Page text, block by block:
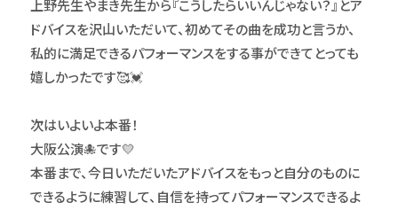
上野先生やまき先生から『こうしたらいいんじゃない？』とア
ドバイスを沢山いただいて、初めてその曲を成功と言うか、
私的に満足できるパフォーマンスをする事ができてとっても
嬉しかったです🥰💓
次はいよいよ本番！
大阪公演🐙です💛
本番まで、今日いただいたアドバイスをもっと自分のものに
できるように練習して、自信を持ってパフォーマンスできるよ